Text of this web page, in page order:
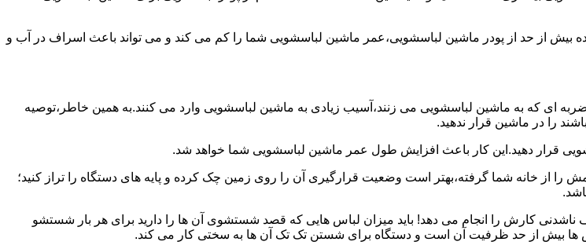
بیش از حد از پودر ماشین لباسشویی،عمر ماشین لباسشویی شما را کم می کند و می تواند باعث اسراف در آب و
ای که به ماشین لباسشویی می زنند،آسیب زیادی به ماشین لباسشویی وارد می کنند.به همین خاطر،توصیه
را در ماشین قرار ندهید.
قرار دهید.این کار باعث افزایش طول عمر ماشین لباسشویی شما خواهد شد.
از خانه شما گرفته،بهتر است وضعیت قرارگیری آن را روی زمین چک کرده و پایه های دستگاه را تراز کنید؛
کارش را انجام می دهد! باید میزان لباس هایی که قصد شستشوی آن ها را دارید برای هر بار شستشو
ها بیش از حد ظرفیت آن است و دستگاه برای شستن تک تک آن ها به سختی کار می کند.